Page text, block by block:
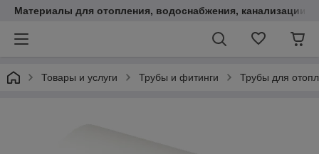
Материалы для отопления, водоснабжения, канализации.
Товары и услуги Трубы и фитинги Трубы для